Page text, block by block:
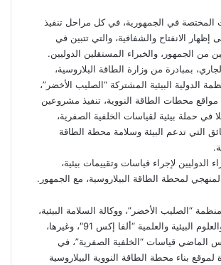
في الجمهورية، في كل مراحل تنفيذ
الانفتاح والشفافية، والتي تتبين في
من الجمهور، والخبراء المستقلين الدوليين.
بمبادرة من وزارة الطاقة البلاروسية،
الدولية البيئية المشتركة “الصليب الأخضر”،
محطات الطاقة النووية، تنفيذ مشروعين
في حملة بيئية لقياسات الخلفية الصفرية،
التي تدعم البيئة وسلامة محطة الطاقة
الدوليين لإجراء قياسات وتقييمات بيئية،
لمحطة الطاقة البيلاروسية، مع الجمهور.
“الصليب الأخضر”، ووكالة السلامة البيئية،
ومنظمة الطاقة والعلوم البيئية والعلمية “ألفا إكس 91″، وغيرها،
قياسات “الخلفية الصفرية”، في
لموقع بناء محطة الطاقة النووية البيلاروسية